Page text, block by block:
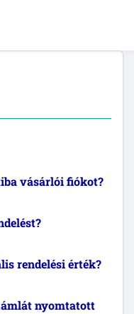
vásárlói fiókot?
rendelési érték?
nyomtatott